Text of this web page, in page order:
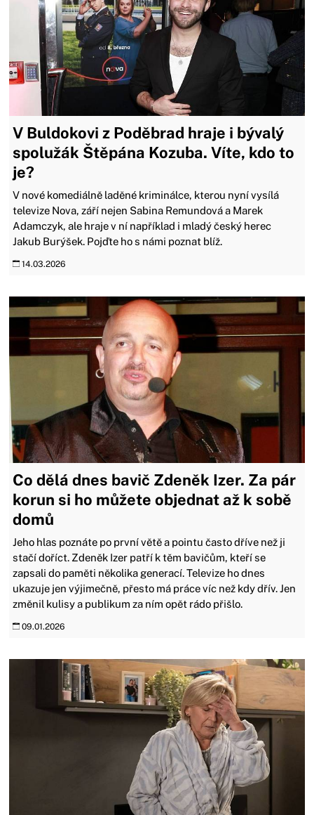
V Buldokovi z Poděbrad hraje i bývalý
spolužák Štěpána Kozuba. Víte, kdo to
je?
V nové komediálně laděné kriminálce, kterou nyní vysílá
televize Nova, září nejen Sabina Remundová a Marek
Adamczyk, ale hraje v ní například i mladý český herec
Jakub Burýšek. Pojďte ho s námi poznat blíž.
14.03.2026
Co dělá dnes bavič Zdeněk Izer. Za pár
korun si ho můžete objednat až k sobě
domů
Jeho hlas poznáte po první větě a pointu často dříve než ji
stačí doříct. Zdeněk Izer patří k těm bavičům, kteří se
zapsali do paměti několika generací. Televize ho dnes
ukazuje jen výjimečně, přesto má práce víc než kdy dřív. Jen
změnil kulisy a publikum za ním opět rádo přišlo.
09.01.2026